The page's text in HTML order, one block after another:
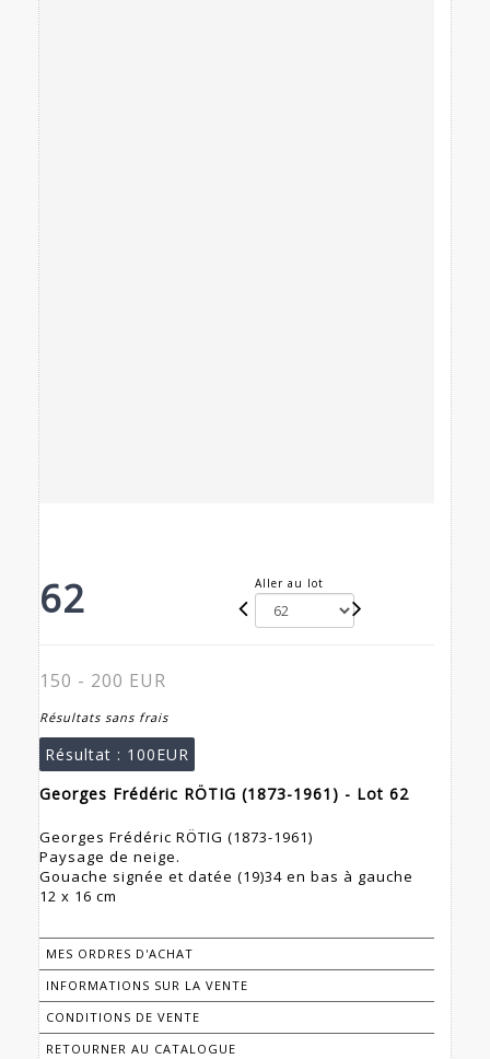
62 Aller au lot
150 - 200 EUR
Résultats sans frais
Résultat : 100EUR
Georges Frédéric RÖTIG (1873-1961) - Lot 62
Georges Frédéric RÖTIG (1873-1961)
Paysage de neige.
Gouache signée et datée (19)34 en bas à gauche
12 x 16 cm
MES ORDRES D'ACHAT
INFORMATIONS SUR LA VENTE
CONDITIONS DE VENTE
RETOURNER AU CATALOGUE